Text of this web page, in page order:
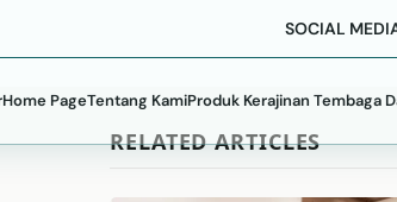
SOCIAL
Home PageTentang KamiProduk Kerajinan Tembaga
RELATED ARTICLES